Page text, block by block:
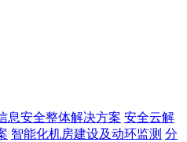
息安全整体解决方案 安全云解
智能化机房建设及动环监测 分